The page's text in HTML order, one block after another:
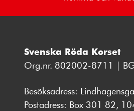
Svenska Röda Korset
Org.nr. 802002-8711 |
Besöksadress:
Postadress: Box 301 82,